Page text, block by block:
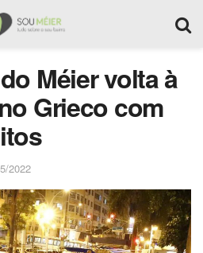
Méier volta à
Grieco com
2022